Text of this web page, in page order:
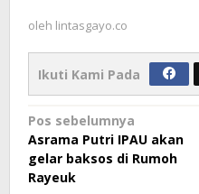
oleh lintasgayo.co
Ikuti Kami Pada
Navigasi
pos
Pos sebelumnya
Asrama Putri IPAU akan
gelar baksos di Rumoh
Rayeuk